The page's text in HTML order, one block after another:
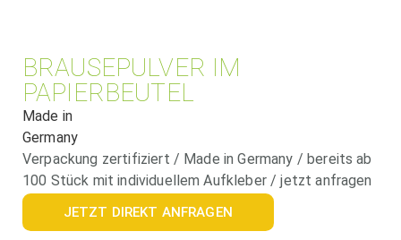
BRAUSEPULVER IM
PAPIERBEUTEL
Made in
Germany
Verpackung zertifiziert / Made in Germany / bereits ab
100 Stück mit individuellem Aufkleber / jetzt anfragen
JETZT DIREKT ANFRAGEN